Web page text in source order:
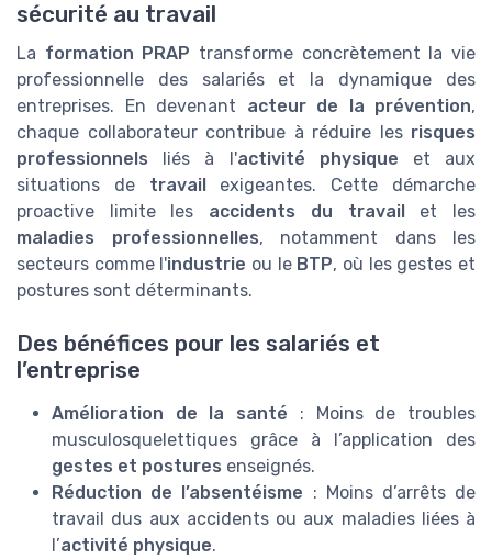
sécurité au travail
La formation PRAP transforme concrètement la vie
professionnelle des salariés et la dynamique des
entreprises. En devenant acteur de la prévention,
chaque collaborateur contribue à réduire les risques
professionnels liés à l'activité physique et aux
situations de travailexigeantes. Cette démarche
proactive limite les accidents du travailet les
maladies professionnelles, notamment dans les
secteurs comme l'industrie ou le BTP, où les gestes et
postures sont déterminants.
Des bénéfices pour les salariés et
l’entreprise
Amélioration de la santé : Moins de troubles
musculosquelettiques grâce à l’application des
gestes et postures enseignés.
Réduction de l’absentéisme : Moins d’arrêts de
travail dus aux accidents ou aux maladies liées à
l’activité physique.